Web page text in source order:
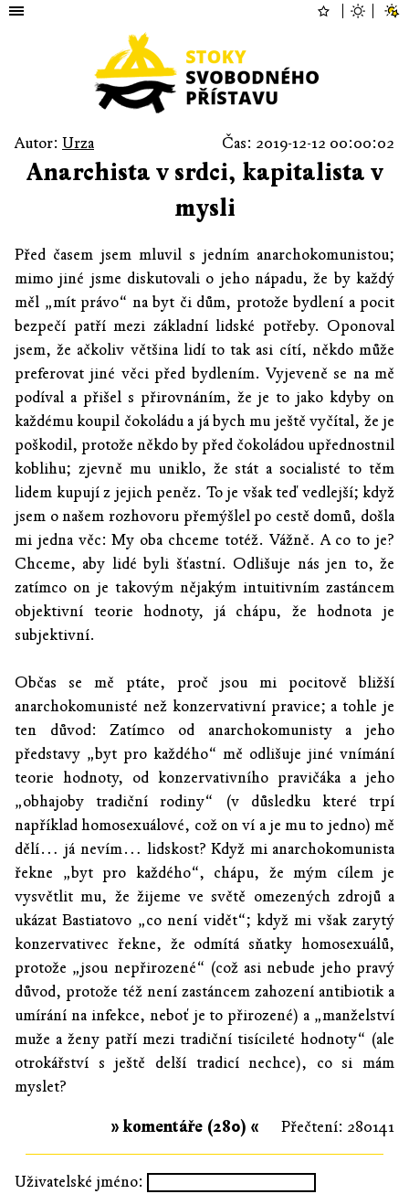
Autor: Urza Čas: 2019-12-12 00:00:02
Anarchista v srdci, kapitalista v
mysli
Před časem jsem mluvil s jedním anarchokomunistou;
mimo jiné jsme diskutovali o jeho nápadu, že by každý
měl „mít právo“ na byt či dům, protože bydlení a pocit
bezpečí patří mezi základní lidské potřeby. Oponoval
jsem, že ačkoliv většina lidí to tak asi cítí, někdo může
preferovat jiné věci před bydlením. Vyjeveně se na mě
podíval a přišel s přirovnáním, že je to jako kdyby on
každému koupil čokoládu a já bych mu ještě vyčítal, že je
poškodil, protože někdo by před čokoládou upřednostnil
koblihu; zjevně mu uniklo, že stát a socialisté to těm
lidem kupují z jejich peněz. To je však teď vedlejší; když
jsem o našem rozhovoru přemýšlel po cestě domů, došla
mi jedna věc: My oba chceme totéž. Vážně. A co to je?
Chceme, aby lidé byli šťastní. Odlišuje nás jen to, že
zatímco on je takovým nějakým intuitivním zastáncem
objektivní teorie hodnoty, já chápu, že hodnota je
subjektivní.
Občas se mě ptáte, proč jsou mi pocitově bližší
anarchokomunisté než konzervativní pravice; a tohle je
ten důvod: Zatímco od anarchokomunisty a jeho
představy „byt pro každého“ mě odlišuje jiné vnímání
teorie hodnoty, od konzervativního pravičáka a jeho
„obhajoby tradiční rodiny“ (v důsledku které trpí
například homosexuálové, což on ví a je mu to jedno) mě
dělí… já nevím… lidskost? Když mi anarchokomunista
řekne „byt pro každého“, chápu, že mým cílem je
vysvětlit mu, že žijeme ve světě omezených zdrojů a
ukázat Bastiatovo „co není vidět“; když mi však zarytý
konzervativec řekne, že odmítá sňatky homosexuálů,
protože „jsou nepřirozené“ (což asi nebude jeho pravý
důvod, protože též není zastáncem zahození antibiotik a
umírání na infekce, neboť je to přirozené) a „manželství
muže a ženy patří mezi tradiční tisícileté hodnoty“ (ale
otrokářství s ještě delší tradicí nechce), co si mám
myslet?
Přečtení: 280141
» komentáře (280) «
Uživatelské jméno: